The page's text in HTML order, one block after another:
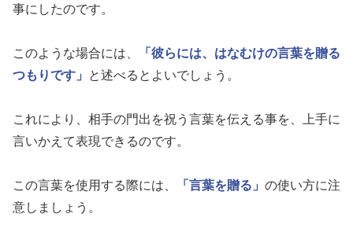
事にしたのです。
このような場合には、
「彼らには、はなむけの言葉を贈る
つもりです」
と述べるとよいでしょう。
これにより、相手の門出を祝う言葉を伝える事を、上手に
言いかえて表現できるのです。
この言葉を使用する際には、 「言葉を贈る」 の使い方に注
意しましょう。